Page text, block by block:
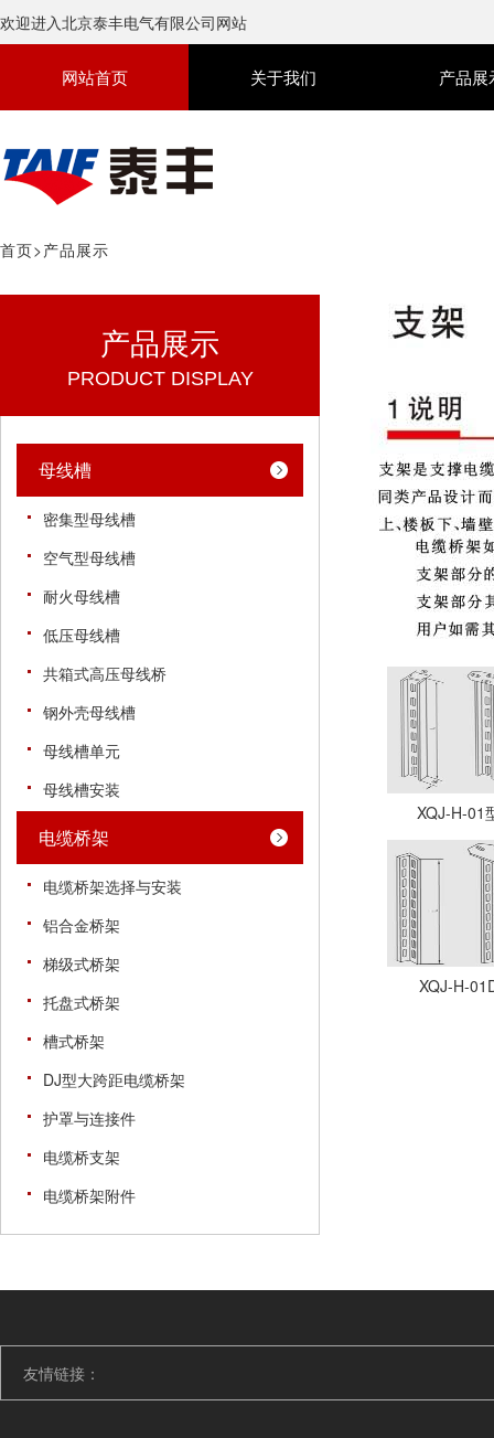
欢迎进入北京泰丰电气有限公司网站
网站首页 关于我们 产品展
首页>产品展示
产品展示
PRODUCT DISPLAY
母线槽
密集型母线槽
空气型母线槽
耐火母线槽
低压母线槽
共箱式高压母线桥
钢外壳母线槽
母线槽单元
母线槽安装
电缆桥架
电缆桥架选择与安装
铝合金桥架
梯级式桥架
托盘式桥架
槽式桥架
DJ型大跨距电缆桥架
护罩与连接件
电缆桥支架
电缆桥架附件
XQJ-H-01
XQJ-H-
友情链接：